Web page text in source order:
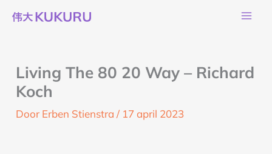
naar
Living The 80 20 Way – Richard
Koch
Door Erben Stienstra/ 17 april 2023